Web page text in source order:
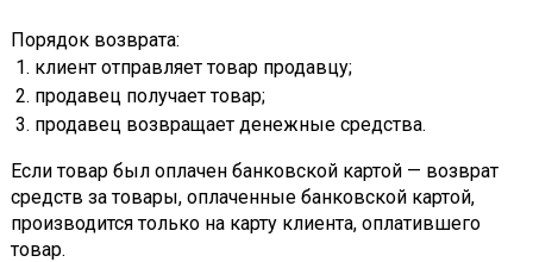
Порядок возврата:
клиент отправляет товар продавцу;
продавец получает товар;
продавец возвращает денежные средства.
Если товар был оплачен банковской картой — возврат
средств за товары, оплаченные банковской картой,
производится только на карту клиента, оплатившего
товар.